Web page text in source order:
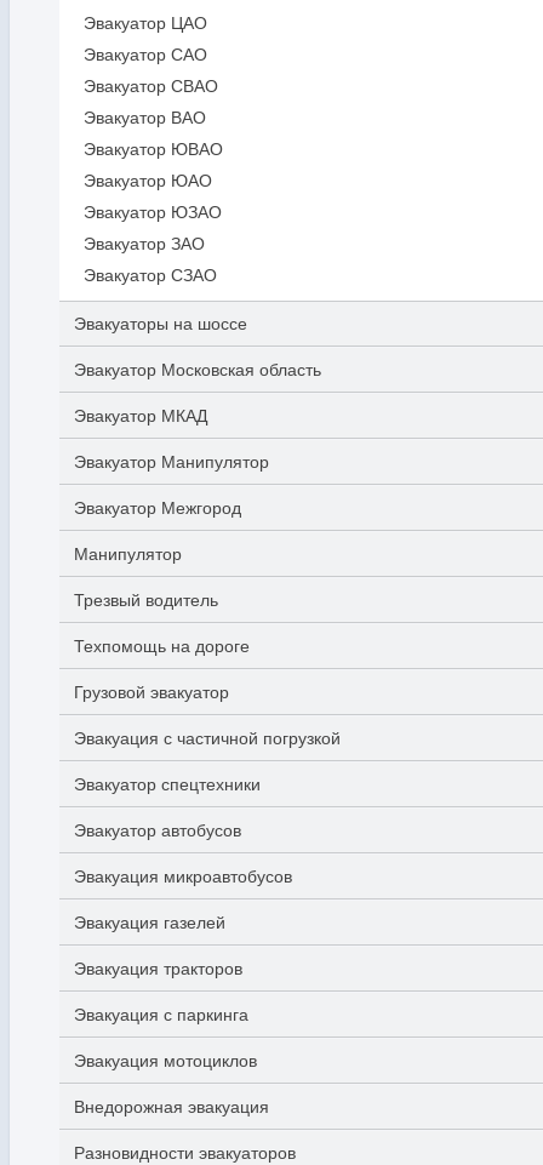
Эвакуатор ЦАО
Эвакуатор САО
Эвакуатор СВАО
Эвакуатор ВАО
Эвакуатор ЮВАО
Эвакуатор ЮАО
Эвакуатор ЮЗАО
Эвакуатор ЗАО
Эвакуатор СЗАО
Эвакуаторы на шоссе
Эвакуатор Московская область
Эвакуатор МКАД
Эвакуатор Манипулятор
Эвакуатор Межгород
Манипулятор
Трезвый водитель
Техпомощь на дороге
Грузовой эвакуатор
Эвакуация с частичной погрузкой
Эвакуатор спецтехники
Эвакуатор автобусов
Эвакуация микроавтобусов
Эвакуация газелей
Эвакуация тракторов
Эвакуация с паркинга
Эвакуация мотоциклов
Внедорожная эвакуация
Разновидности эвакуаторов